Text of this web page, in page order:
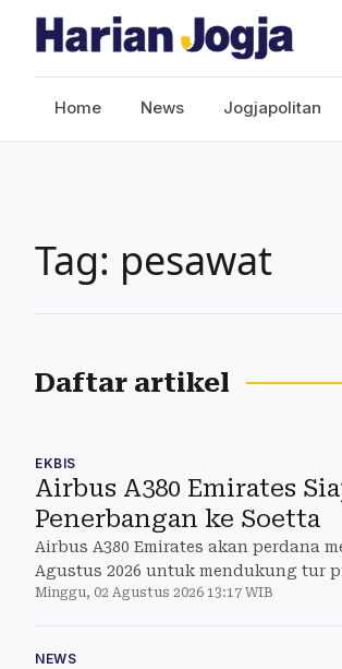
Home News Jogjapolitan
Tag: pesawat
Daftar artikel
EKBIS
Airbus A380 Emirates
Penerbangan ke Soetta
Airbus A380 Emirates akan perdana
Agustus 2026 untuk mendukung tur
Minggu, 02 Agustus 2026 13:17 WIB
NEWS